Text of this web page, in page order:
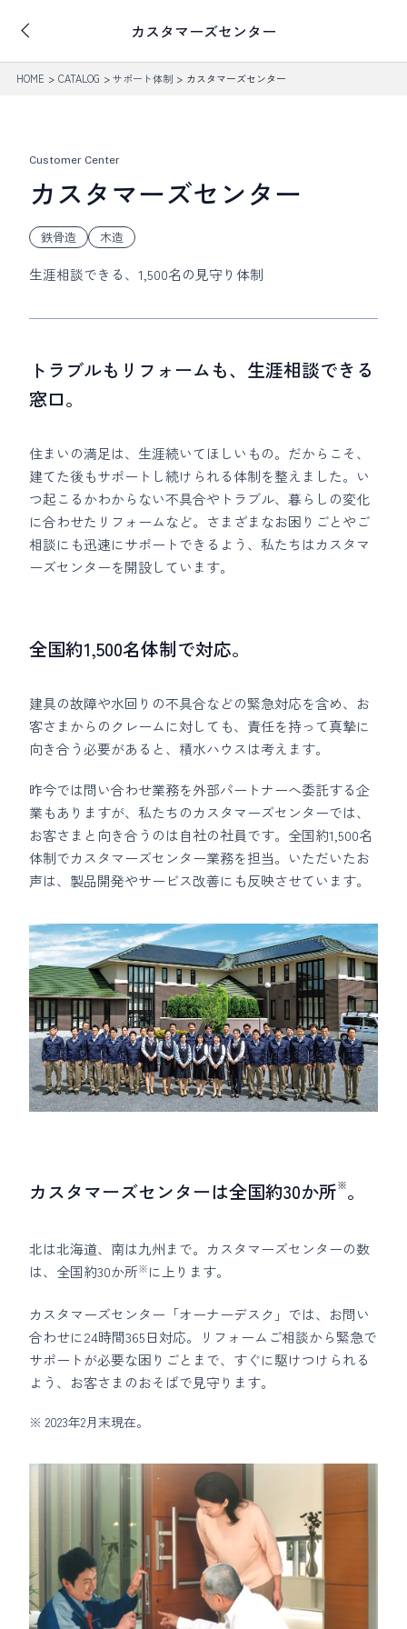
カスタマーズセンター
HOME CATALOG サポート体制 カスタマーズセンター
Customer Center
カスタマーズセンター
鉄骨造 木造
生涯相談できる、1,500名の見守り体制
トラブルもリフォームも、生涯相談できる
窓口。
住まいの満足は、生涯続いてほしいもの。だからこそ、
建てた後もサポートし続けられる体制を整えました。い
つ起こるかわからない不具合やトラブル、暮らしの変化
に合わせたリフォームなど。さまざまなお困りごとやご
相談にも迅速にサポートできるよう、私たちはカスタマ
ーズセンターを開設しています。
全国約1,500名体制で対応。
建具の故障や水回りの不具合などの緊急対応を含め、お
客さまからのクレームに対しても、責任を持って真摯に
向き合う必要があると、積水ハウスは考えます。
昨今では問い合わせ業務を外部パートナーへ委託する企
業もありますが、私たちのカスタマーズセンターでは、
お客さまと向き合うのは自社の社員です。全国約1,500名
体制でカスタマーズセンター業務を担当。いただいたお
声は、製品開発やサービス改善にも反映させています。
カスタマーズセンターは全国約30か所※。
北は北海道、南は九州まで。カスタマーズセンターの数
は、全国約30か所※に上ります。
カスタマーズセンター「オーナーデスク」では、お問い
合わせに24時間365日対応。リフォームご相談から緊急で
サポートが必要な困りごとまで、すぐに駆けつけられる
よう、お客さまのおそばで見守ります。
※ 2023年2月末現在。